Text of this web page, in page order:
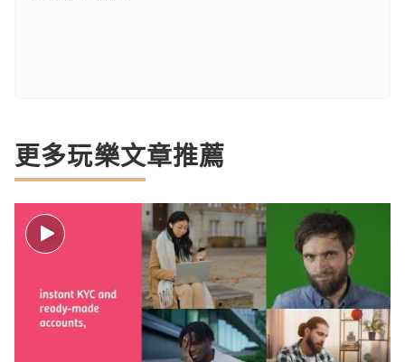
更多玩樂文章推薦